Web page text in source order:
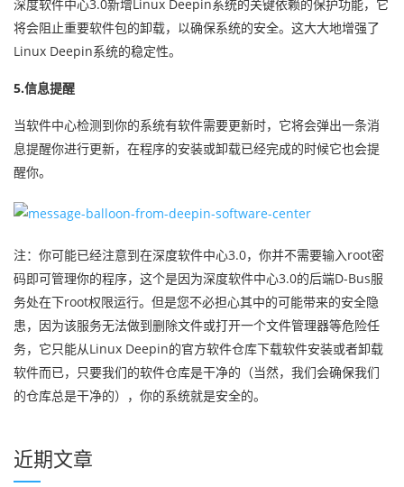
深度软件中心3.0新增Linux Deepin系统的关键依赖的保护功能，它
将会阻止重要软件包的卸载，以确保系统的安全。这大大地增强了
Linux Deepin系统的稳定性。
5.信息提醒
当软件中心检测到你的系统有软件需要更新时，它将会弹出一条消
息提醒你进行更新，在程序的安装或卸载已经完成的时候它也会提
醒你。
注：你可能已经注意到在深度软件中心3.0，你并不需要输入root密
码即可管理你的程序，这个是因为深度软件中心3.0的后端D-Bus服
务处在下root权限运行。但是您不必担心其中的可能带来的安全隐
患，因为该服务无法做到删除文件或打开一个文件管理器等危险任
务，它只能从Linux Deepin的官方软件仓库下载软件安装或者卸载
软件而已，只要我们的软件仓库是干净的（当然，我们会确保我们
的仓库总是干净的），你的系统就是安全的。
近期文章